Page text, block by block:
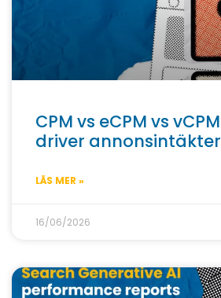
CPM vs eCPM vs
driver annonsintäkter
LÄS MER »
16/06/2026